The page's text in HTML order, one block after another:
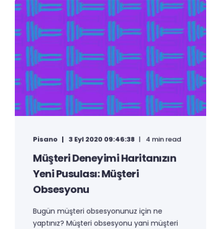
Pisano 3 Eyl 2020 09:46:38 4 min read
Müşteri Deneyimi Haritanızın
Yeni Pusulası: Müşteri
Obsesyonu
Bugün müşteri obsesyonunuz için ne
yaptınız? Müşteri obsesyonu yani müşteri